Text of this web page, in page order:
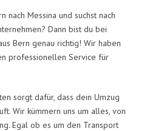
nach Messina und suchst nach
Dann bist du bei
Bern genau richtig! Wir haben
professionellen Service für
sorgt dafür, dass dein Umzug
Wir kümmern uns um alles, von
Egal ob es um den Transport